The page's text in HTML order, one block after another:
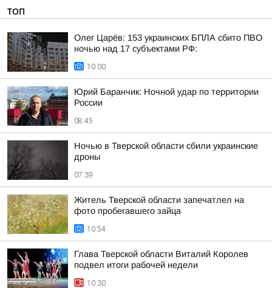
ТОП
Олег Царёв: 153 украинских БПЛА сбито ПВО
ночью над 17 субъектами РФ:
10:00
Юрий Баранчик: Ночной удар по территории
России
08:45
Ночью в Тверской области сбили украинские
дроны
07:39
Житель Тверской области запечатлел на
фото пробегавшего зайца
10:54
Глава Тверской области Виталий Королев
подвел итоги рабочей недели
10:30